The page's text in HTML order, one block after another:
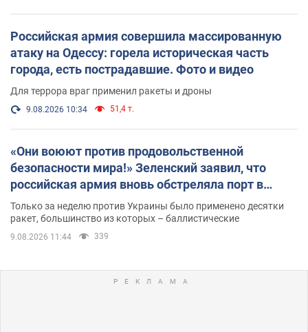
Российская армия совершила массированную
атаку на Одессу: горела историческая часть
города, есть пострадавшие. Фото и видео
Для террора враг применил ракеты и дроны
9.08.2026 10:34 51,4 т.
«Они воюют против продовольственной
безопасности мира!» Зеленский заявил, что
российская армия вновь обстреляла порт в
Одессе
Только за неделю против Украины было применено десятки
ракет, большинство из которых – баллистические
9.08.2026 11:44 339